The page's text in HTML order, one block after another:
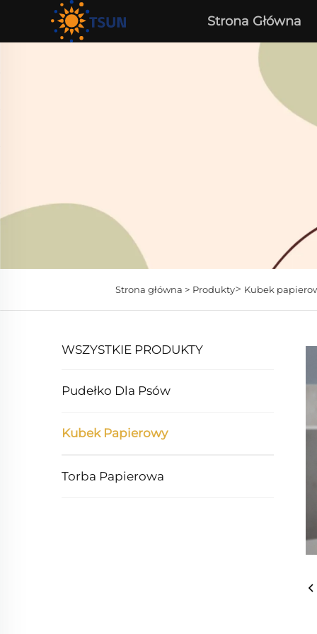
Strona Główna
Strona główna > Produkty> Kubek
WSZYSTKIE PRODUKTY
Pudełko Dla Psów
Kubek Papierowy
Torba Papierowa